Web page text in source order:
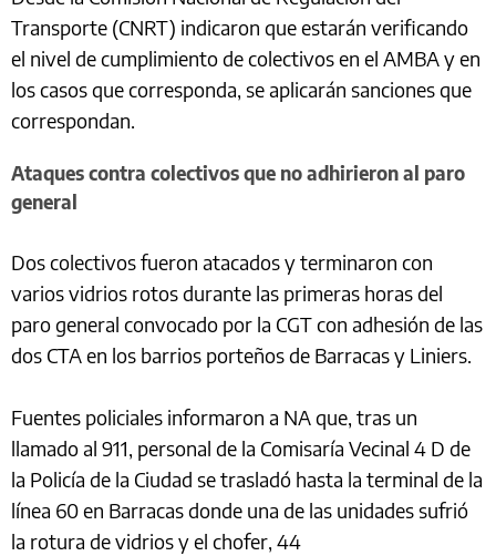
Transporte (CNRT) indicaron que estarán verificando
el nivel de cumplimiento de colectivos en el AMBA y en
los casos que corresponda, se aplicarán sanciones que
correspondan.
Ataques contra colectivos que no adhirieron al paro
general
Dos colectivos fueron atacados y terminaron con
varios vidrios rotos durante las primeras horas del
paro general convocado por la CGT con adhesión de las
dos CTA en los barrios porteños de Barracas y Liniers.
Fuentes policiales informaron a NA que, tras un
llamado al 911, personal de la Comisaría Vecinal 4 D de
la Policía de la Ciudad se trasladó hasta la terminal de la
línea 60 en Barracas donde una de las unidades sufrió
la rotura de vidrios y el chofer, 44